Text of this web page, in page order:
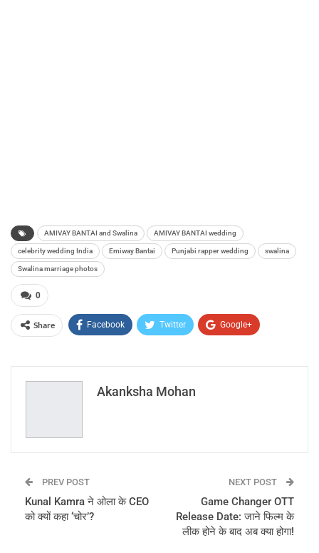
AMIVAY BANTAI and Swalina AMIVAY BANTAI wedding
celebrity wedding India Emiway Bantai Punjabi rapper wedding swalina
Swalina marriage photos
0
Share Facebook Twitter Google+
Email
Akanksha Mohan
PREV POST
Kunal Kamra ने ओला के CEO
को क्यों कहा ‘चोर’?
NEXT POST
Game Changer OTT
Release Date: जाने फिल्म के
लीक होने के बाद अब क्या होगा!